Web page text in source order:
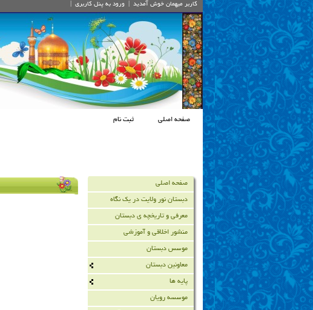
کاربر میهمان خوش آمديد ورود به پنل کاربري
صفحه اصلی ثبت نام
صفحه اصلی
دبستان نور ولایت در یک نگاه
معرفی و تاریخچه ي دبستان
منشور اخلاقی و آموزشی
موسس دبستان
معاونین دبستان
پایه ها
موسسه رویان